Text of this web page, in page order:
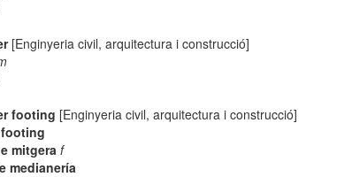
[Enginyeria civil, arquitectura i construcció]
footing [Enginyeria civil, arquitectura i construcció]
mitgera f
medianería